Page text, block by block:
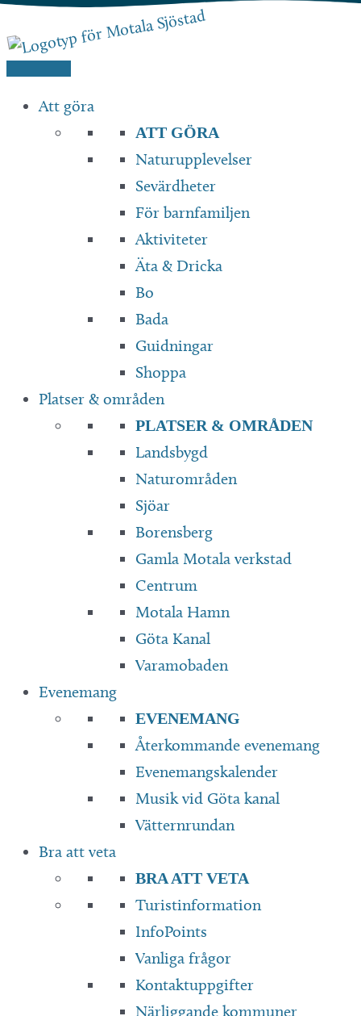
till
innehåll
Att göra
ATT GÖRA
Naturupplevelser
Sevärdheter
För barnfamiljen
Aktiviteter
Äta & Dricka
Bo
Bada
Guidningar
Shoppa
Platser & områden
PLATSER & OMRÅDEN
Landsbygd
Naturområden
Sjöar
Borensberg
Gamla Motala verkstad
Centrum
Motala Hamn
Göta Kanal
Varamobaden
Evenemang
EVENEMANG
Återkommande evenemang
Evenemangskalender
Musik vid Göta kanal
Vätternrundan
Bra att veta
BRA ATT VETA
Turistinformation
InfoPoints
Vanliga frågor
Kontaktuppgifter
Närliggande kommuner